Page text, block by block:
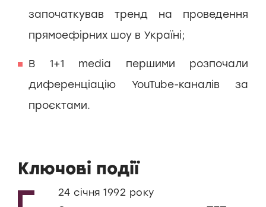
започаткував тренд на проведення
прямоефірних шоу в Україні;
В 1+1 media першими розпочали
диференціацію YouTube-каналів за
проєктами.
Ключові події
24 січня 1992 року